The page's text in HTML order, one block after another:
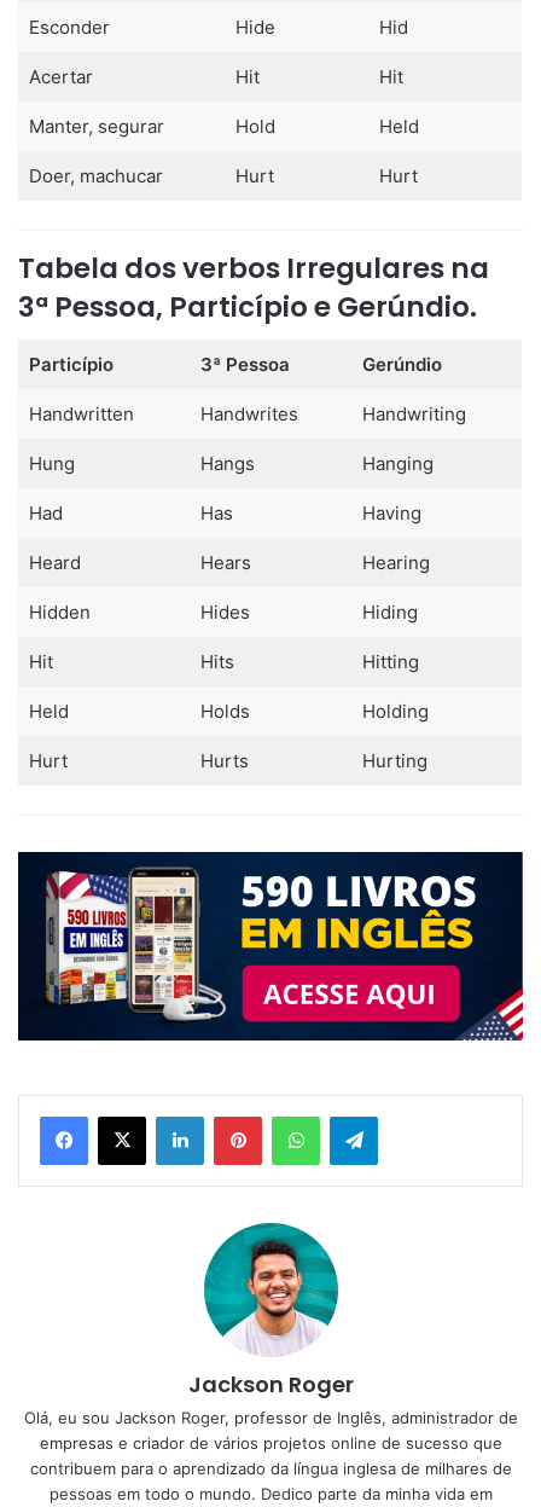
Esconder Hide Hid
Acertar Hit Hit
Manter, segurar Hold Held
Doer, machucar Hurt Hurt
Tabela dos verbos Irregulares na
3ª Pessoa, Particípio e Gerúndio.
Particípio 3ª Pessoa Gerúndio
Handwritten Handwrites Handwriting
Hung Hangs Hanging
Had Has Having
Heard Hears Hearing
Hidden Hides Hiding
Hit Hits Hitting
Held Holds Holding
Hurt Hurts Hurting
LinkedinPinterestWhatsAppTelegram
Jackson Roger
Olá, eu sou Jackson Roger, professor de Inglês, administrador de
empresas e criador de vários projetos online de sucesso que
contribuem para o aprendizado da língua inglesa de milhares de
pessoas em todo o mundo. Dedico parte da minha vida em